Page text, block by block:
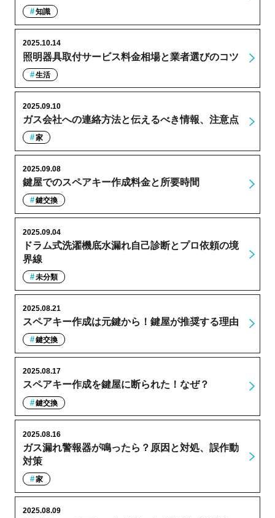
知識
照明器具取付サービス料金相場と業者選びのコツ
2025.10.14
生活
ガス会社への連絡方法と伝えるべき情報、注意点
2025.09.10
家
鍵屋でのスペアキー作成料金と所要時間
2025.09.08
鍵交換
ドラム式洗濯機底水漏れ自己診断とプロ依頼の境
界線
2025.09.04
未分類
スペアキー作成は元鍵から！鍵屋が推奨する理由
2025.08.21
鍵交換
スペアキー作成を鍵屋に断られた！なぜ？
2025.08.17
鍵交換
ガス漏れ警報器が鳴ったら？原因と対処、誤作動
対策
2025.08.16
家
2025.08.09